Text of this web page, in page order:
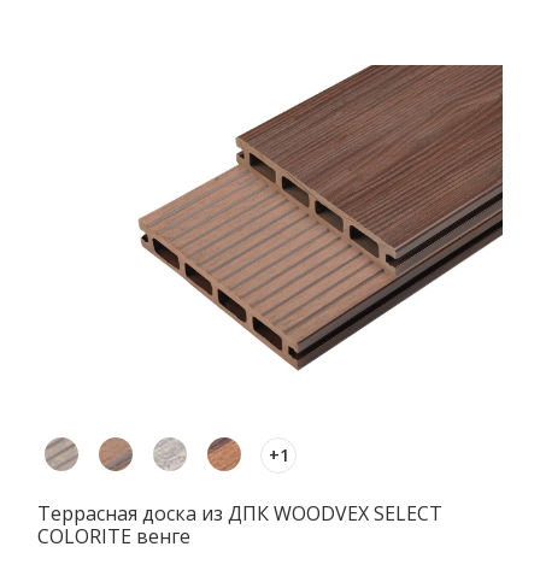
+1
Террасная доска из ДПК WOODVEX SELECT
COLORITE венге